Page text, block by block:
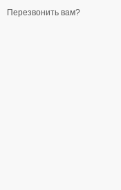
Перезвонить вам?